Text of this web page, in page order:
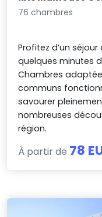
76 chambres
Profitez d’un
quelques minutes
Chambres
communs
savourer
nombreuses
région.
À partir de 78